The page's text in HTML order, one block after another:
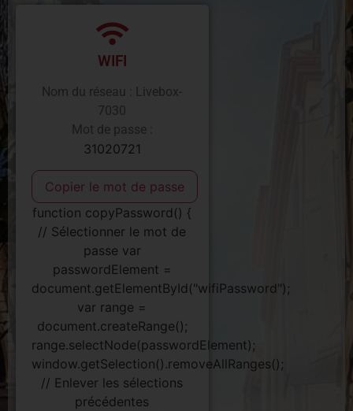
WIFI
Nom du réseau : Livebox-
7030
Mot de passe :
31020721
Copier le mot de passe
function copyPassword() {
// Sélectionner le mot de
passe var
passwordElement =
document.getElementById("wifiPassword");
var range =
document.createRange();
range.selectNode(passwordElement);
window.getSelection().removeAllRanges();
// Enlever les sélections
précédentes